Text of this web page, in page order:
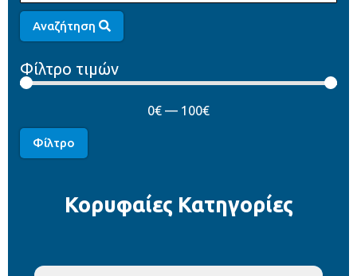
Αναζήτηση
Φίλτρο τιμών
0€ — 100€
Φίλτρο
Κορυφαίες Κατηγορίες